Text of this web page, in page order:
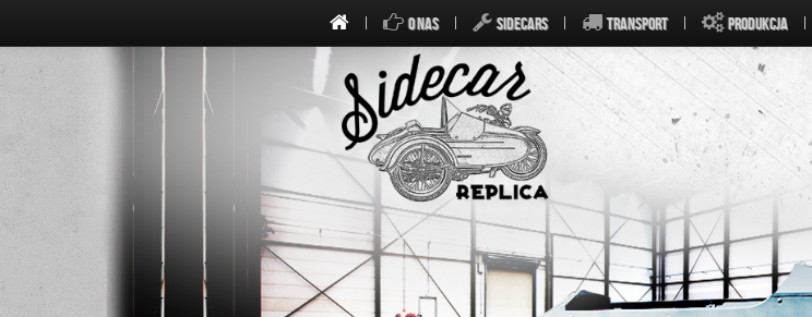
O NAS SIDECARS TRANSPORT PRODUKCJA